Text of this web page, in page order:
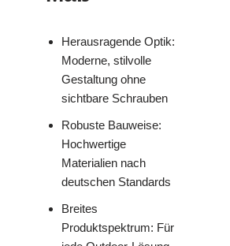
Herausragende Optik:
Moderne, stilvolle
Gestaltung ohne
sichtbare Schrauben
Robuste Bauweise:
Hochwertige
Materialien nach
deutschen Standards
Breites
Produktspektrum: Für